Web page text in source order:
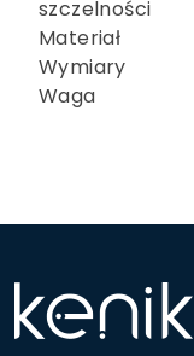
szczelności
Materiał
Wymiary
Waga